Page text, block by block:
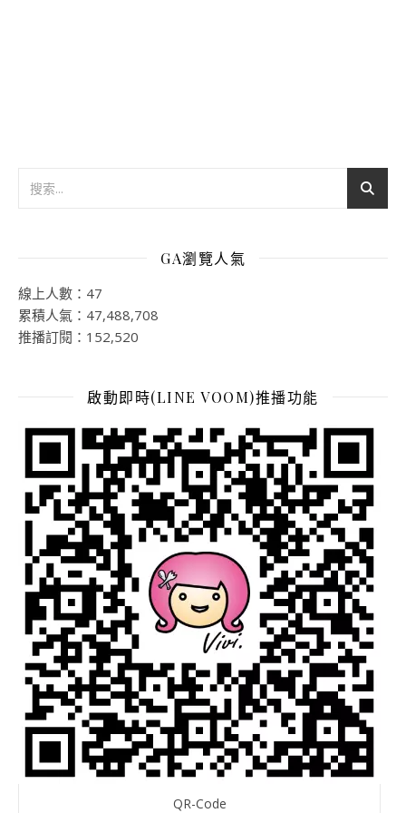
GA瀏覽人氣
線上人數：47
累積人氣：47,488,708
推播訂閱：152,520
啟動即時(LINE VOOM)推播功能
QR-Code